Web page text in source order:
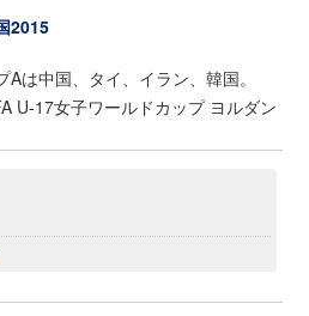
2015
は中国、タイ、イラン、韓国。
U-17女子ワールドカップ ヨルダン